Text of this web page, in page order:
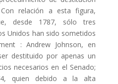
relación a esta figura,
desde 1787, sólo tres
Unidos han sido sometidos
: Andrew Johnson, en
destituido por apenas un
necesarios en el Senado;
quien debido a la alta